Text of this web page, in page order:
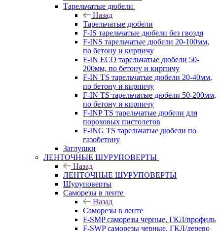
Тарельчатые дюбели
Назад
Тарельчатые дюбели
F-IS тарельчатые дюбели без гвоздя
F-INS тарельчатые дюбели 20-100мм,
по бетону и кирпичу
F-IN ECO тарельчатые дюбели 50-
200мм, по бетону и кирпичу
F-IN TS тарельчатые дюбели 20-40мм,
по бетону и кирпичу
F-IN TS тарельчатые дюбели 50-200мм,
по бетону и кирпичу
F-INP TS тарельчатые дюбели для
пороховых пистолетов
F-ING TS тарельчатые дюбели по
газобетону
Заглушки
ЛЕНТОЧНЫЕ ШУРУПОВЕРТЫ
Назад
ЛЕНТОЧНЫЕ ШУРУПОВЕРТЫ
Шуруповерты
Саморезы в ленте
Назад
Саморезы в ленте
F-SMP саморезы черные, ГКЛ/профиль
F-SWP саморезы черные, ГКЛ/дерево